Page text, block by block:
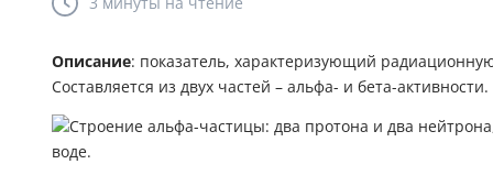
Описание: показатель, характеризующий
Составляется из двух частей – альфа- и бета-активности.